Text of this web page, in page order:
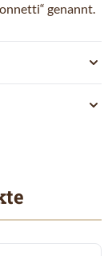
genannt.
des